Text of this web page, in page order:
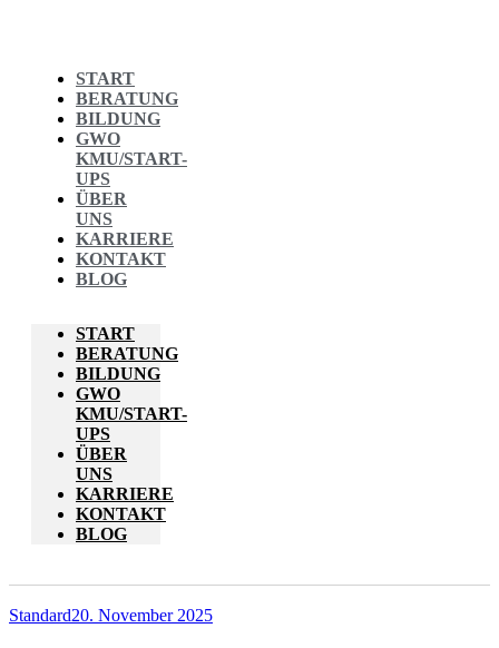
START
BERATUNG
BILDUNG
GWO
KMU/START-
UPS
ÜBER
UNS
KARRIERE
KONTAKT
BLOG
START
BERATUNG
BILDUNG
GWO
KMU/START-
UPS
ÜBER
UNS
KARRIERE
KONTAKT
BLOG
Standard20. November 2025